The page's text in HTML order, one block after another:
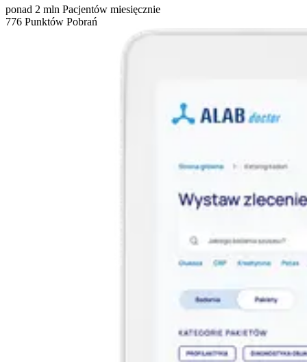
ponad 2 mln Pacjentów miesięcznie
776 Punktów Pobrań